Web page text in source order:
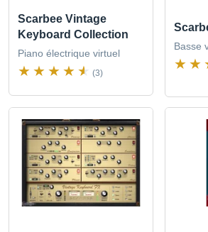
Scarbee Vintage
Keyboard Collection
Piano électrique virtuel
(3)
Basse